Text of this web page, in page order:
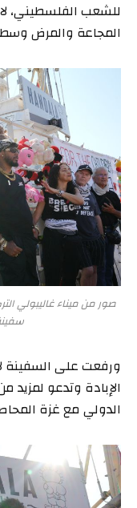
للشعب الفلسطيني،
المجاعة والمرض
ورفعت على السفينة
الإبادة وتدعو
الدولي مع غزة